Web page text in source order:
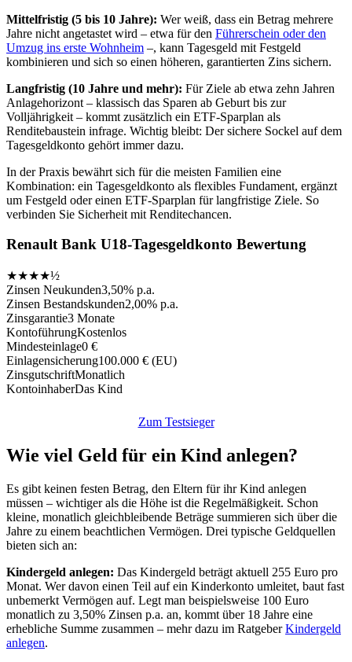
Mittelfristig (5 bis 10 Jahre): Wer weiß, dass ein Betrag mehrere
Jahre nicht angetastet wird – etwa für den Führerschein oder den
Umzug ins erste Wohnheim –, kann Tagesgeld mit Festgeld
kombinieren und sich so einen höheren, garantierten Zins sichern.
Langfristig (10 Jahre und mehr): Für Ziele ab etwa zehn Jahren
Anlagehorizont – klassisch das Sparen ab Geburt bis zur
Volljährigkeit – kommt zusätzlich ein ETF-Sparplan als
Renditebaustein infrage. Wichtig bleibt: Der sichere Sockel auf dem
Tagesgeldkonto gehört immer dazu.
In der Praxis bewährt sich für die meisten Familien eine
Kombination: ein Tagesgeldkonto als flexibles Fundament, ergänzt
um Festgeld oder einen ETF-Sparplan für langfristige Ziele. So
verbinden Sie Sicherheit mit Renditechancen.
Renault Bank U18-Tagesgeldkonto Bewertung
★★★★½
Zinsen Neukunden3,50% p.a.
Zinsen Bestandskunden2,00% p.a.
Zinsgarantie3 Monate
KontoführungKostenlos
Mindesteinlage0 €
Einlagensicherung100.000 € (EU)
ZinsgutschriftMonatlich
KontoinhaberDas Kind
Zum Testsieger
Wie viel Geld für ein Kind anlegen?
Es gibt keinen festen Betrag, den Eltern für ihr Kind anlegen
müssen – wichtiger als die Höhe ist die Regelmäßigkeit. Schon
kleine, monatlich gleichbleibende Beträge summieren sich über die
Jahre zu einem beachtlichen Vermögen. Drei typische Geldquellen
bieten sich an:
Kindergeld anlegen: Das Kindergeld beträgt aktuell 255 Euro pro
Monat. Wer davon einen Teil auf ein Kinderkonto umleitet, baut fast
unbemerkt Vermögen auf. Legt man beispielsweise 100 Euro
monatlich zu 3,50% Zinsen p.a. an, kommt über 18 Jahre eine
erhebliche Summe zusammen – mehr dazu im RatgeberKindergeld
anlegen.